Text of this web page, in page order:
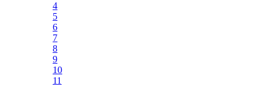
4
5
6
7
8
9
10
11